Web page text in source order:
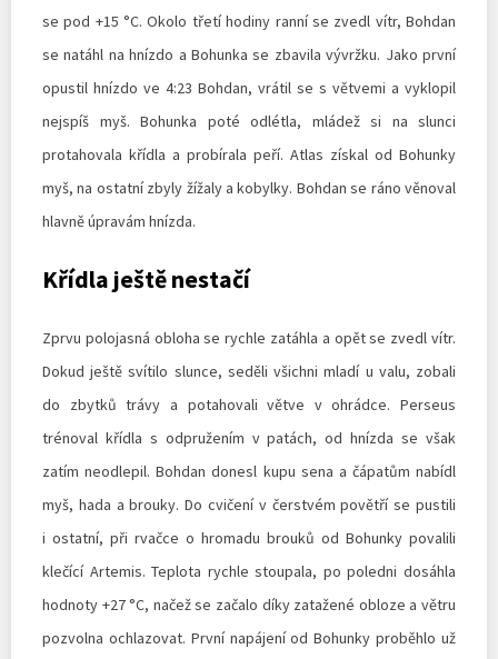
se pod +15 °C. Okolo třetí hodiny ranní se zvedl vítr, Bohdan
se natáhl na hnízdo a Bohunka se zbavila vývržku. Jako první
opustil hnízdo ve 4:23 Bohdan, vrátil se s větvemi a vyklopil
nejspíš myš. Bohunka poté odlétla, mládež si na slunci
protahovala křídla a probírala peří. Atlas získal od Bohunky
myš, na ostatní zbyly žížaly a kobylky. Bohdan se ráno věnoval
hlavně úpravám hnízda.
Křídla ještě nestačí
Zprvu polojasná obloha se rychle zatáhla a opět se zvedl vítr.
Dokud ještě svítilo slunce, seděli všichni mladí u valu, zobali
do zbytků trávy a potahovali větve v ohrádce. Perseus
trénoval křídla s odpružením v patách, od hnízda se však
zatím neodlepil. Bohdan donesl kupu sena a čápatům nabídl
myš, hada a brouky. Do cvičení v čerstvém povětří se pustili
i ostatní, při rvačce o hromadu brouků od Bohunky povalili
klečící Artemis. Teplota rychle stoupala, po poledni dosáhla
hodnoty +27 °C, načež se začalo díky zatažené obloze a větru
pozvolna ochlazovat. První napájení od Bohunky proběhlo už